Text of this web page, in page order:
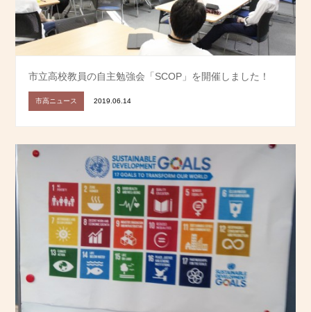
市立高校教員の自主勉強会「SCOP」を開催しました！
市高ニュース 2019.06.14